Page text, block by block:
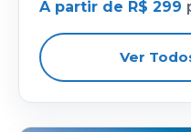
A partir de R$ 299
Ver